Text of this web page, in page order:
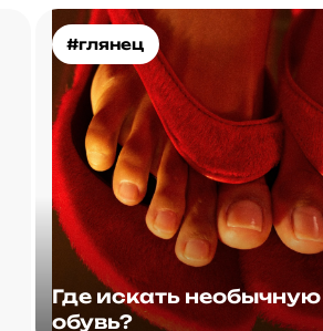
#глянец
Где искать необычную
обувь?